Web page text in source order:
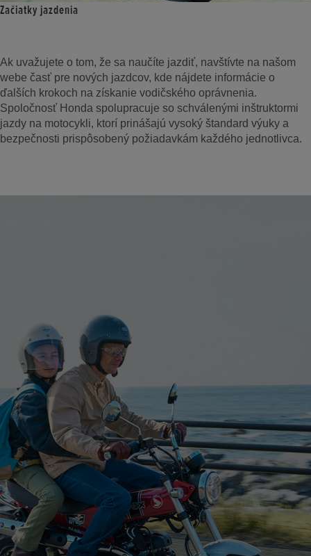
Začiatky jazdenia
Ak uvažujete o tom, že sa naučíte jazdiť, navštívte na našom
webe časť pre nových jazdcov, kde nájdete informácie o
ďalších krokoch na získanie vodičského oprávnenia.
Spoločnosť Honda spolupracuje so schválenými inštruktormi
jazdy na motocykli, ktorí prinášajú vysoký štandard výuky a
bezpečnosti prispôsobený požiadavkám každého jednotlivca.